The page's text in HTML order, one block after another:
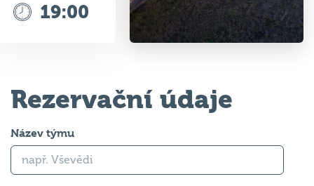
19:00
Rezervační údaje
Název týmu